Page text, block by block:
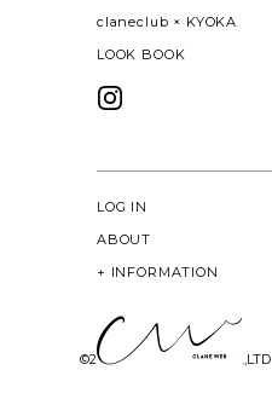
claneclub × KYOKA
LOOK BOOK
LOG IN
ABOUT
+ INFORMATION
©2026 CLANE DESIGN CO.,LTD